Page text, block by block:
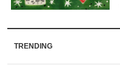
TRENDING